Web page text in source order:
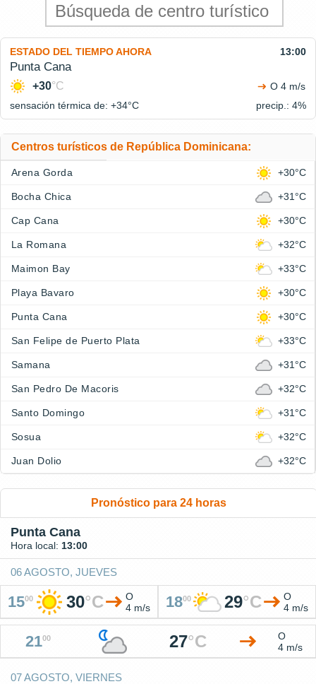
ESTADO DEL TIEMPO AHORA 13:00
Punta Cana
+30°C
O 4 m/s
sensación térmica de: +34°C precip.: 4%
Centros turísticos de República Dominicana:
Arena Gorda +30°C
Bocha Chica +31°C
Cap Cana +30°C
La Romana +32°C
Maimon Bay +33°C
Playa Bavaro +30°C
Punta Cana +30°C
San Felipe de Puerto Plata +33°C
Samana +31°C
San Pedro De Macoris +32°C
Santo Domingo +31°C
Sosua +32°C
Juan Dolio +32°C
Pronóstico para 24 horas
Punta Cana
Hora local: 13:00
06 AGOSTO, JUEVES
1500 30°C
O
4 m/s
1800 29°C
O
4 m/s
2100 27°C
O
4 m/s
07 AGOSTO, VIERNES